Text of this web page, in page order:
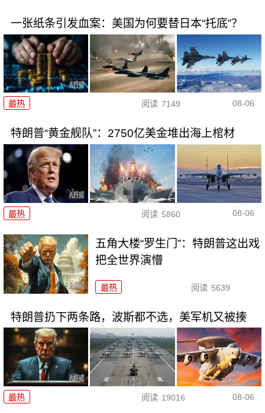
一张纸条引发血案：美国为何要替日本“托底”？
最热 阅读 7149 08-06
特朗普“黄金舰队”：2750亿美金堆出海上棺材
最热 阅读 5860 08-06
五角大楼“罗生门”：特朗普这出戏
把全世界演懵
最热 阅读 5639
特朗普扔下两条路，波斯都不选，美军机又被揍
最热 阅读 19016 08-06